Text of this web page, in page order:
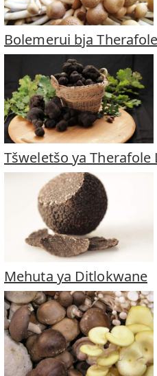
Bolemerui bja
Tšweletšo ya Therafole
Mehuta ya Ditlokwane